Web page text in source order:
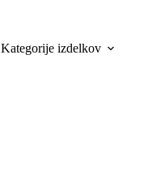
Kategorije izdelkov